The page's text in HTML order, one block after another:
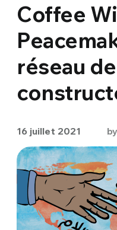
Coffee
réseau
16 juillet 2021 by